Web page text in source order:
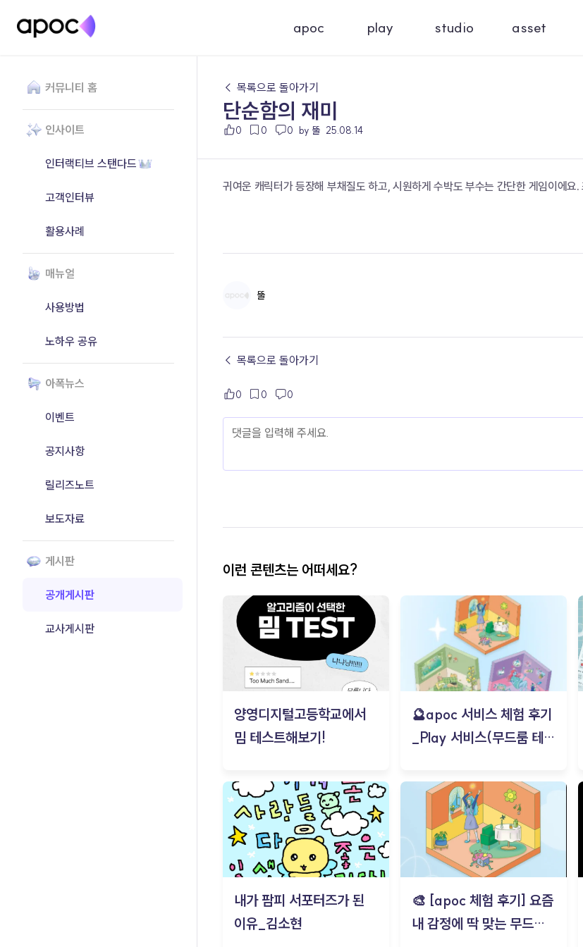
apoc play studio asset
커뮤니티 홈
인사이트
인터랙티브 스탠다드
고객인터뷰
활용사례
매뉴얼
사용방법
노하우 공유
아폭뉴스
이벤트
공지사항
릴리즈노트
보도자료
게시판
공개게시판
교사게시판
← 목록으로 돌아가기
단순함의 재미
0 0 0 by 뚤 25.08.14
귀여운 캐릭터가 등장해 부채질도 하고, 시원하게 수박도 부수는 간단한 게임이에
뚤
← 목록으로 돌아가기
0 0 0
이런 콘텐츠는 어떠세요?
양영디지털고등학교에서
밈 테스트해보기!
🔮apoc 서비스 체험 후기
_Play 서비스(무드룸 테스
내가 팜피 서포터즈가 된
이유_김소현
🎨 [apoc 체험 후기] 요즘
내 감정에 딱 맞는 무드룸